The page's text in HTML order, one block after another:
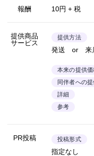
報酬 10円 + 税
提供商品
サービス
提供方法
発送 or 来
本来の提供価
同伴者への
詳細
参考
PR投稿 投稿形式
指定なし